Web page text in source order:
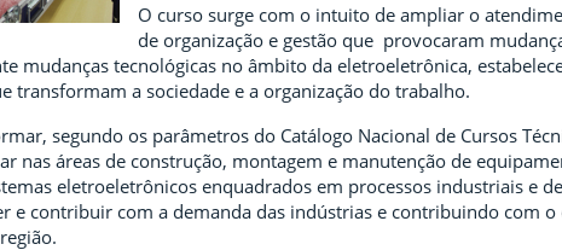
O curso surge com o intuito de ampliar o
de organização e gestão que provocaram
mudanças tecnológicas no âmbito da eletroeletrônica,
transformam a sociedade e a organização do trabalho.
segundo os parâmetros do Catálogo Nacional de Cursos
nas áreas de construção, montagem e manutenção de
eletroeletrônicos enquadrados em processos industriais e
e contribuir com a demanda das indústrias e contribuindo com